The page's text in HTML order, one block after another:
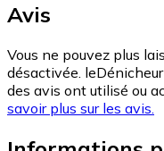
Avis
Vous ne pouvez plus
désactivée.
des avis ont utilisé ou
savoir plus sur les avis.